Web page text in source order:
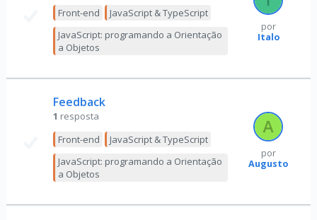
Front-end
JavaScript & TypeScript
JavaScript: programando a Orientação
a Objetos
por
Italo
Feedback
1 resposta
Front-end
JavaScript & TypeScript
JavaScript: programando a Orientação
a Objetos
por
Augusto